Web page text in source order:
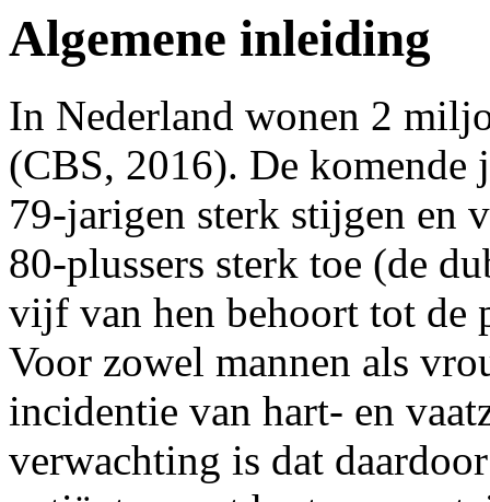
Algemene inleiding
In Nederland wonen 2
(CBS, 2016). De komende
79-jarigen sterk stijgen en
80-plussers sterk toe (de
vijf van hen behoort tot de
Voor zowel mannen als
incidentie van hart- en
verwachting is dat